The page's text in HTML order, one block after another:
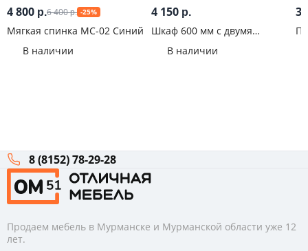
4 800 р.6 400р. -25%
Мягкая спинка МС-02 Синий
В наличии
4 150 р.
Шкаф 600 мм с двумя
В наличии
3
8 (8152) 78-29-28
Продаем мебель в Мурманске и Мурманской области уже 12
лет.